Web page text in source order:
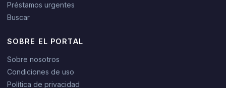
Préstamos urgentes
Buscar
SOBRE EL PORTAL
Sobre nosotros
Condiciones de uso
Política de privacidad